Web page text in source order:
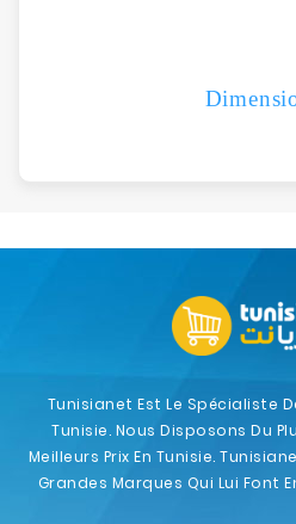
Tunisianet Est Le Spécialiste
Tunisie. Nous Disposons Du
Meilleurs Prix En Tunisie.
Grandes Marques Qui Lui Font